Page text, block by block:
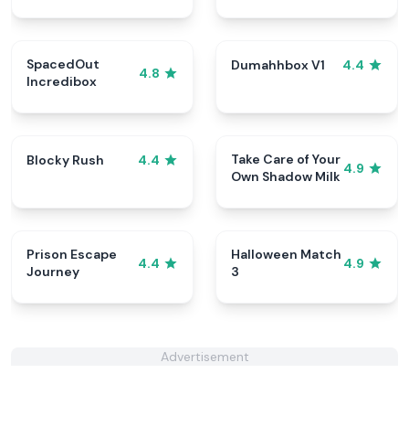
SpacedOut
Incredibox
4.8
Dumahhbox V1 4.4
Blocky Rush 4.4
Take Care of Your
Own Shadow Milk 4.9
Prison Escape
Journey
4.4
Halloween Match
3
4.9
Advertisement